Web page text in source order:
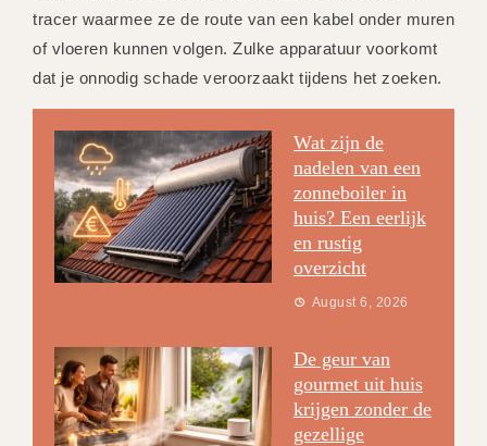
tracer waarmee ze de route van een kabel onder muren
of vloeren kunnen volgen. Zulke apparatuur voorkomt
dat je onnodig schade veroorzaakt tijdens het zoeken.
Wat zijn de
nadelen van een
zonneboiler in
huis? Een eerlijk
en rustig
overzicht
August 6, 2026
De geur van
gourmet uit huis
krijgen zonder de
gezellige